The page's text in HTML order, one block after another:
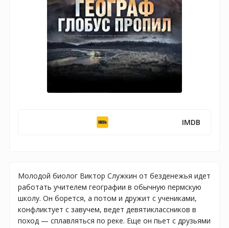
IMDB
Молодой биолог Виктор Служкин от безденежья идет
работать учителем географии в обычную пермскую
школу. Он борется, а потом и дружит с учениками,
конфликтует с завучем, ведет девятиклассников в
поход — сплавляться по реке. Еще он пьет с друзьями